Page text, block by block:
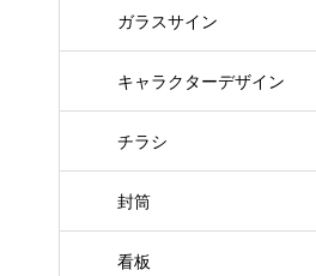
ガラスサイン
キャラクターデザイン
チラシ
封筒
看板